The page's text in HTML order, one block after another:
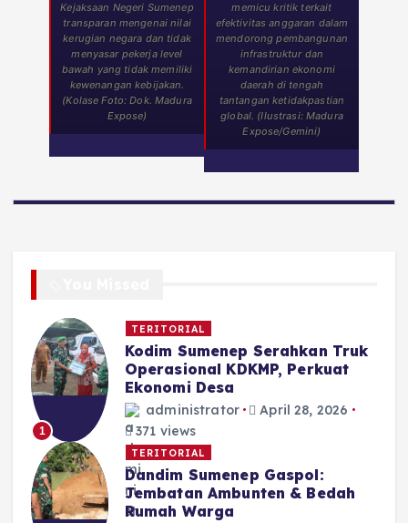
Kejaksaan Negeri Sumenep
transparan mengenai nilai
kerugian negara dan tidak
menyasar pekerja level
bawah yang tidak memiliki
kewenangan kebijakan.
(Kolase Foto: Dok. Madura
Expose)
memicu kritik terkait
efektivitas anggaran dalam
mendorong pembangunan
infrastruktur dan
kemandirian ekonomi
daerah di tengah
tantangan ketidakpastian
global. (Ilustrasi: Madura
Expose/Gemini)
1
TERITORIAL
Kodim Sumenep Serahkan Truk
Operasional KDKMP, Perkuat
Ekonomi Desa
administrator
April 28, 2026
371 views
TERITORIAL
Dandim Sumenep Gaspol:
Jembatan Ambunten & Bedah
Rumah Warga